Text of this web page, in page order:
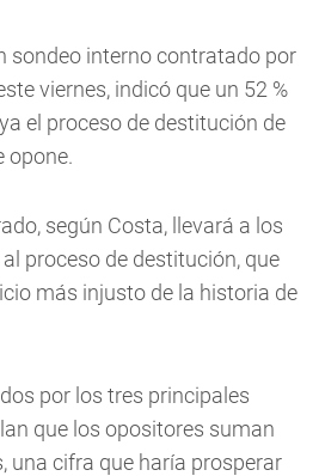
sondeo interno contratado por
viernes, indicó que un 52 %
el proceso de destitución de
opone.
según Costa, llevará a los
proceso de destitución, que
más injusto de la historia de
por los tres principales
que los opositores suman
una cifra que haría prosperar